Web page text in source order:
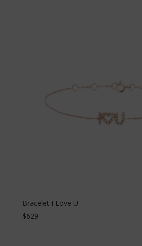
Bracelet I Love U
$629